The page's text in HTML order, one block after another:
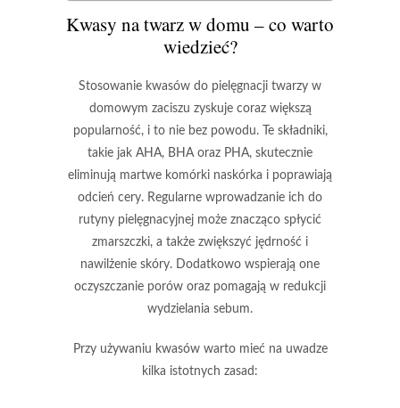
Kwasy na twarz w domu – co warto
wiedzieć?
Stosowanie kwasów do pielęgnacji twarzy w
domowym zaciszu zyskuje coraz większą
popularność, i to nie bez powodu. Te składniki,
takie jak AHA, BHAoraz PHA, skutecznie
eliminują martwe komórki naskórka i poprawiają
odcień cery. Regularne wprowadzanie ich do
rutyny pielęgnacyjnej może znacząco spłycić
zmarszczki, a także zwiększyć jędrność i
nawilżenie skóry. Dodatkowo wspierają one
oczyszczanie porów oraz pomagają w redukcji
wydzielania sebum.
Przy używaniu kwasów warto mieć na uwadze
kilka istotnych zasad: